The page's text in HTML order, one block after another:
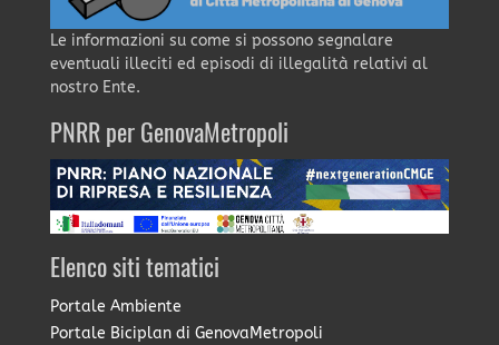
Le informazioni su come si possono segnalare
eventuali illeciti ed episodi di illegalità relativi al
nostro Ente.
PNRR per GenovaMetropoli
Elenco siti tematici
Portale Ambiente
Portale Biciplan di GenovaMetropoli